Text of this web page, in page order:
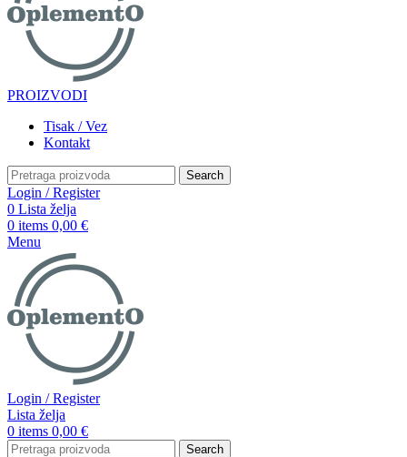
PROIZVODI
Tisak / Vez
Kontakt
Search
Login / Register
0 Lista želja
0 items 0,00 €
Menu
Login / Register
Lista želja
0 items 0,00 €
Search